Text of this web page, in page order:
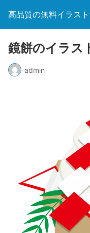
高品質の無料イラス
鏡餅のイラス
admin